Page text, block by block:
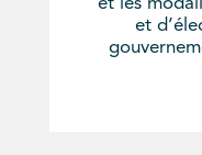
et les
et